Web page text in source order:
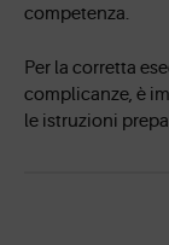
competenza.
Per la corretta
complicanze, è
le istruzioni